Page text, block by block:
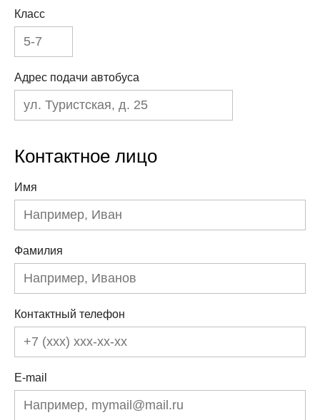
Класс
Адрес подачи автобуса
Контактное лицо
Имя
Фамилия
Контактный телефон
E-mail